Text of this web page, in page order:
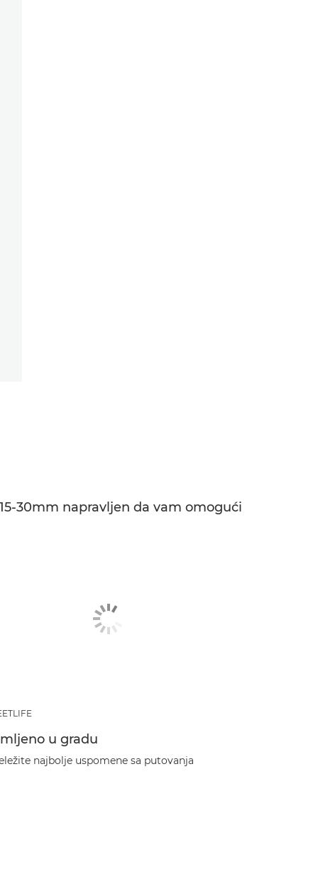
30mm napravljen da vam omogući
u gradu
najbolje uspomene sa putovanja